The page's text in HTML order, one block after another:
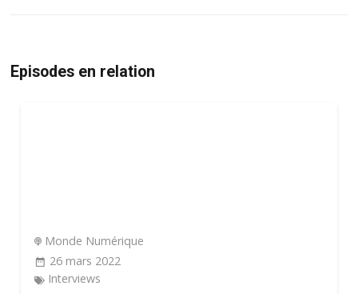
Episodes en relation
Monde Numérique
26 mars 2022
Interviews